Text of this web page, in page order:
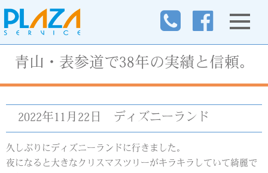
青山・表参道で38年の実績と信頼。
2022年11月22日 ディズニーランド
久しぶりにディズニーランドに行きました。
夜になると大きなクリスマスツリーがキラキラしていて綺麗で